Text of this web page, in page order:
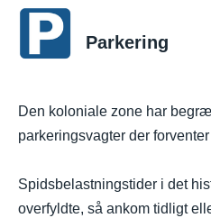
Parkering
Den koloniale zone har
parkeringsvagter der
Spidsbelastningstider i det
overfyldte, så ankom tidligt